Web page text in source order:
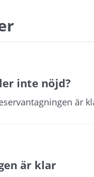
inte nöjd?
är
är klar